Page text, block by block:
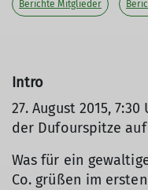
Berichte Mitglieder
Intro
27. August 2015,
der Dufourspitze
Was für ein
Co. grüßen im